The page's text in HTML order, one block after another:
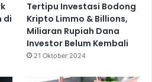
di
Tertipu Investasi Bodong
Kripto Limmo & Billions,
Miliaran Rupiah Dana
Investor Belum Kembali
21 Oktober 2024